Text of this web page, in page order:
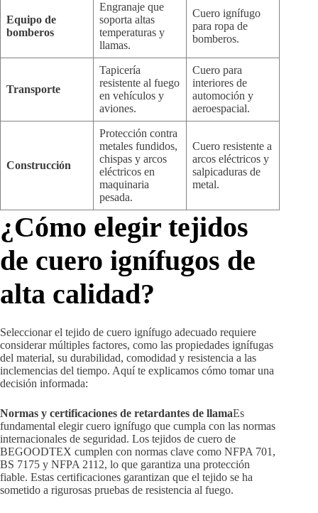
Equipo de
bomberos
Engranaje que
soporta altas
temperaturas y
llamas.
Cuero ignífugo
para ropa de
bomberos.
Transporte
Tapicería
resistente al fuego
en vehículos y
aviones.
Cuero para
interiores de
automoción y
aeroespacial.
Construcción
Protección contra
metales fundidos,
chispas y arcos
eléctricos en
maquinaria
pesada.
Cuero resistente a
arcos eléctricos y
salpicaduras de
metal.
¿Cómo elegir tejidos
de cuero ignífugos de
alta calidad?
Seleccionar el tejido de cuero ignífugo adecuado requiere
considerar múltiples factores, como las propiedades ignífugas
del material, su durabilidad, comodidad y resistencia a las
inclemencias del tiempo. Aquí te explicamos cómo tomar una
decisión informada:
Normas y certificaciones de retardantes de llamaEs
fundamental elegir cuero ignífugo que cumpla con las normas
internacionales de seguridad. Los tejidos de cuero de
BEGOODTEX cumplen con normas clave como NFPA 701,
BS 7175 y NFPA 2112, lo que garantiza una protección
fiable. Estas certificaciones garantizan que el tejido se ha
sometido a rigurosas pruebas de resistencia al fuego.